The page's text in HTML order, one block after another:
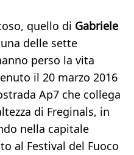
quello di Gabriele
una delle sette
perso la vita
il 20 marzo 2016
Ap7 che collega
di Freginals, in
nella capitale
al Festival del Fuoco